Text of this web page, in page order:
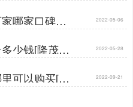
哪家口碑好 2022-05-06
少钱[隆茂鑫 2022-05-28
可以购买[隆 2022-09-21